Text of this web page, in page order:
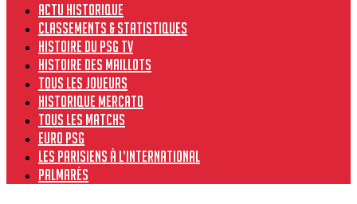
Actu historique
Classements & Statistiques
Histoire du PSG TV
Histoire des maillots
Tous les joueurs
Historique Mercato
Tous les matchs
Euro PSG
Les Parisiens à l’international
Palmarès